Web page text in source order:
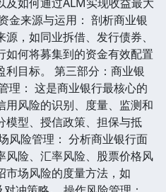
金来源与运用： 剖析商业银
，如同业拆借、发行债券、
如何将募集到的资金有效配置
利目标。 第三部分：商业银
理： 这是商业银行最核心的
用风险的识别、度量、监测和
模型、授信政策、担保与抵
风险管理： 分析商业银行面
风险、汇率风险、股票价格风
市场风险的度量方法，如